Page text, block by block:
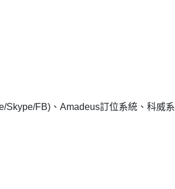
Skype/FB)、Amadeus訂位系統、科威系